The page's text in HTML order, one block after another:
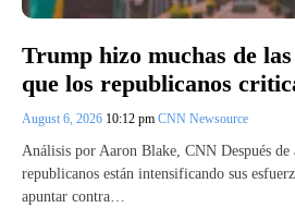
Trump hizo muchas de
que los republicanos
August 6, 2026 10:12 pm CNN Newsource
Análisis por Aaron Blake, CNN Después de
republicanos están intensificando sus
apuntar contra…